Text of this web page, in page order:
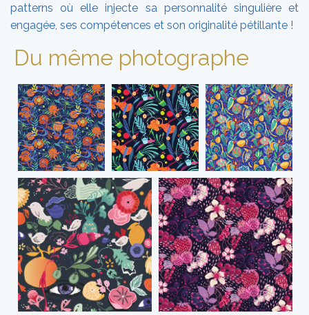
patterns où elle injecte sa personnalité singulière et
engagée, ses compétences et son originalité pétillante !
Du même photographe